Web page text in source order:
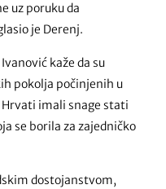
uz poruku da
je Derenj.
kaže da su
pokolja počinjenih u
imali snage stati
se borila za zajedničko
dostojanstvom,